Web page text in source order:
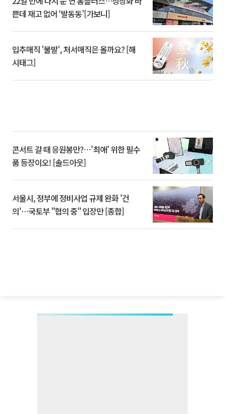
쁜데 재고 없어 ‘발동동’[가보니]
입추매직 '불발', 처서매직은 올까요? [해
시태그]
콘서트 갈 때 응원봉만?⋯'최애' 위한 필수
품 등장이오! [솔드아웃]
서울시, 정부에 정비사업 규제 완화 '건
의'⋯국토부 "협의 중" 입장만 [종합]